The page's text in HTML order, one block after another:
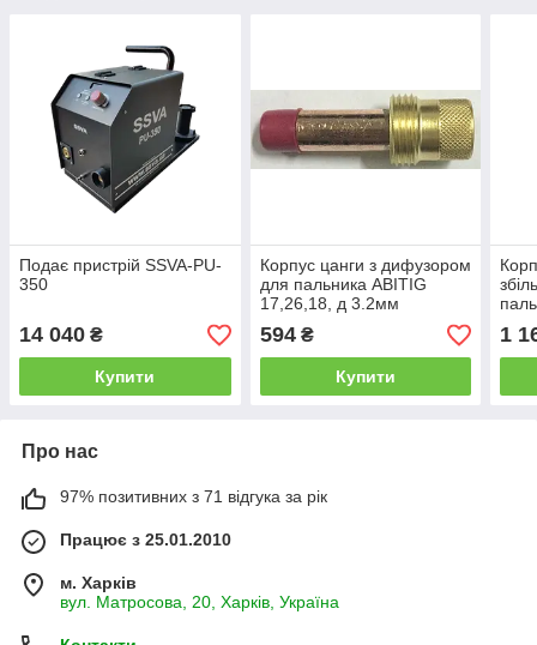
Подає пристрій SSVA-PU-
350
14 040 ₴
Купити
Корпус цанги з дифузором
для пальника ABITIG
17,26,18, д 3.2мм
594₴
Купити
д
1
Про нас
97% позитивних з 71 відгука за рік
Працює з 25.01.2010
м. Харків
вул. Матросова, 20, Харків, Україна